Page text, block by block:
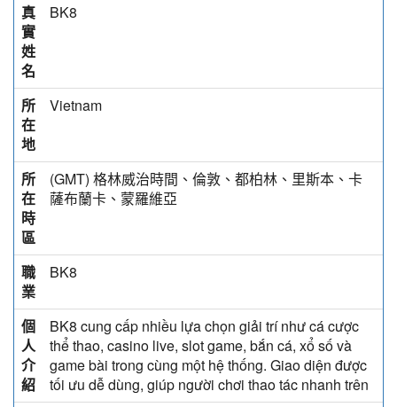
真
實
姓
名
BK8
所
在
地
Vietnam
所
在
時
區
(GMT) 格林威治時間、倫敦、都柏林、里斯本、卡
薩布蘭卡、蒙羅維亞
職
業
BK8
個
人
介
紹
BK8 cung cấp nhiều lựa chọn giải trí như cá cược
thể thao, casino live, slot game, bắn cá, xổ số và
game bài trong cùng một hệ thống. Giao diện được
tối ưu dễ dùng, giúp người chơi thao tác nhanh trên